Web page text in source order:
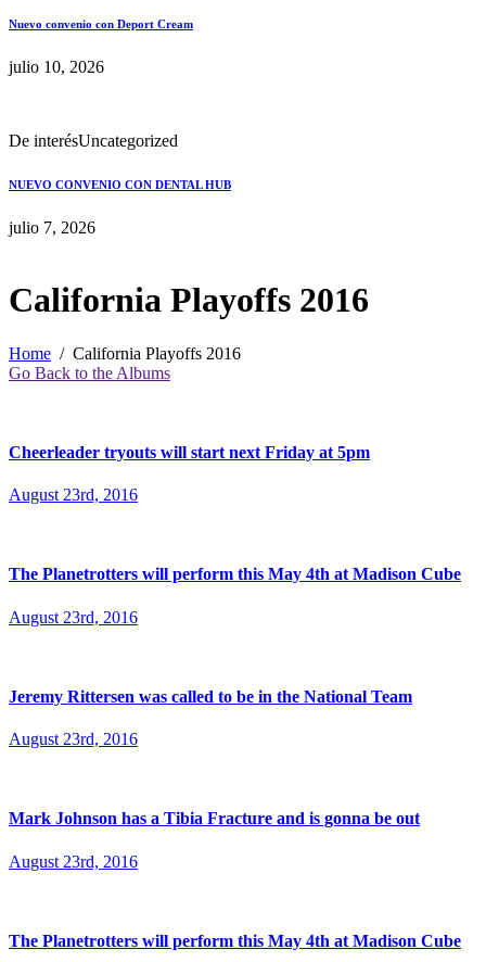
Nuevo convenio con Deport Cream
julio 10, 2026
De interésUncategorized
NUEVO CONVENIO CON DENTAL HUB
julio 7, 2026
California Playoffs 2016
Home
California Playoffs 2016
Go Back to the Albums
Cheerleader tryouts will start next Friday at 5pm
August 23rd, 2016
The Planetrotters will perform this May 4th at Madison Cube
August 23rd, 2016
Jeremy Rittersen was called to be in the National Team
August 23rd, 2016
Mark Johnson has a Tibia Fracture and is gonna be out
August 23rd, 2016
The Planetrotters will perform this May 4th at Madison Cube